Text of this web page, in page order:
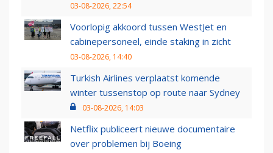
03-08-2026, 22:54
Voorlopig akkoord tussen WestJet en
cabinepersoneel, einde staking in zicht
03-08-2026, 14:40
Turkish Airlines verplaatst komende
winter tussenstop op route naar Sydney
03-08-2026, 14:03
Netflix publiceert nieuwe documentaire
over problemen bij Boeing